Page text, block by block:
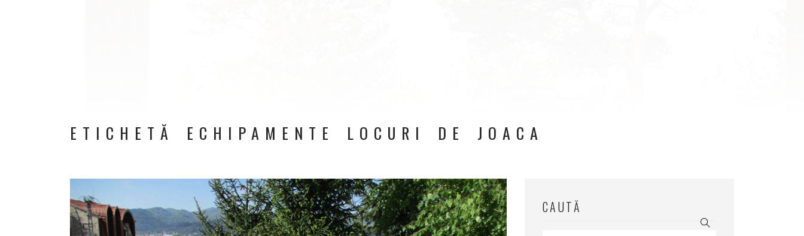
ETICHETĂ ECHIPAMENTE LOCURI DE JOACA
CAUTĂ